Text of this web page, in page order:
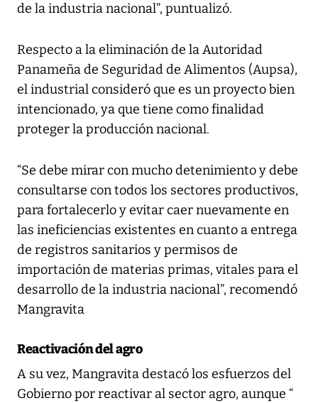
de la industria nacional”, puntualizó.
Respecto a la eliminación de la Autoridad
Panameña de Seguridad de Alimentos (Aupsa),
el industrial consideró que es un proyecto bien
intencionado, ya que tiene como finalidad
proteger la producción nacional.
“Se debe mirar con mucho detenimiento y debe
consultarse con todos los sectores productivos,
para fortalecerlo y evitar caer nuevamente en
las ineficiencias existentes en cuanto a entrega
de registros sanitarios y permisos de
importación de materias primas, vitales para el
desarrollo de la industria nacional”, recomendó
Mangravita
Reactivación del agro
A su vez, Mangravita destacó los esfuerzos del
Gobierno por reactivar al sector agro, aunque “